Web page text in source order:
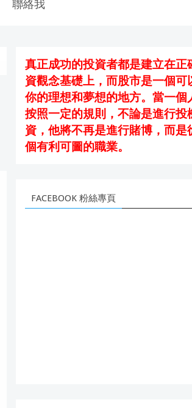
聯絡我
真正成功的投資者都是建立在正
資觀念基礎上，而股市是一個可
你的理想和夢想的地方。當一個
按照一定的規則，不論是進行投
資，他將不再是進行賭博，而是
個有利可圖的職業。
FACEBOOK 粉絲專頁